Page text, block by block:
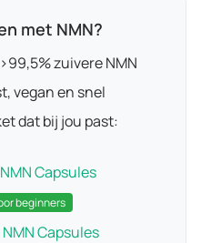
met NMN?
zuivere NMN
vegan en snel
dat bij jou past:
Capsules
beginners
Capsules